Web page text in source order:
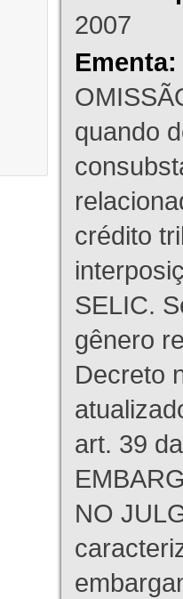
2007
Ementa:
quando
crédito
SELIC.
gênero
Decreto
art. 39
NO